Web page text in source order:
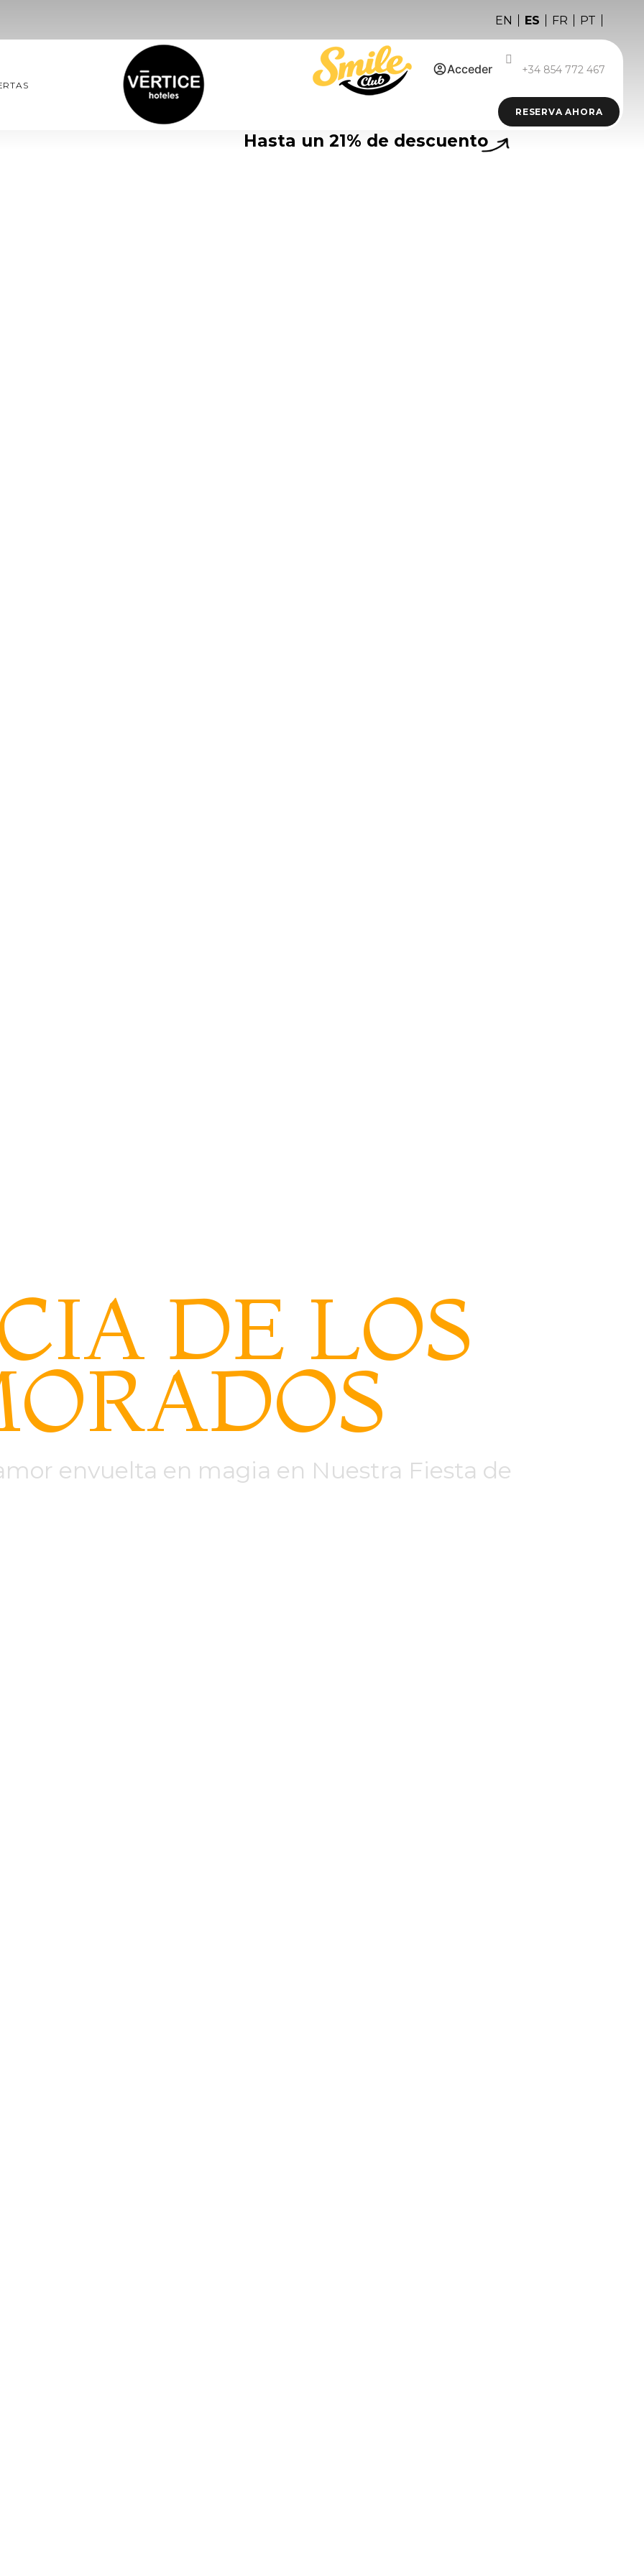
EN ES FR PT
Acceder +34 854 772 467
RESERVA AHORA
Hasta un 21% de descuento
DE LOS
envuelta en magia en Nuestra Fiesta de